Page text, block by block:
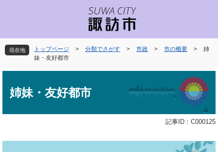
先
頭
を
飛
現在地 トップページ > 分類でさがす > 市政 > 市の概要 >
姉
妹・友好都市
姉妹・友好都市
記事ID：C000125